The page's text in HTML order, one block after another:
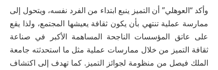
وأكد “العوهلي” أن التميز ينبع ابتداء من الفرد نفسه، ويتحول إلى
ممارسة عملية تنتهي بأن يكون ثقافة يعيشها المجتمع، ولذا يقع
على عاتق المؤسسات الناجحة المساهمة الأكبر في صناعة
ثقافة التميز من خلال ممارسات عملية مثل ما استحدثته جامعة
الملك فيصل من منظومة لجوائز التميز. كما تهدف إلى اكتشاف